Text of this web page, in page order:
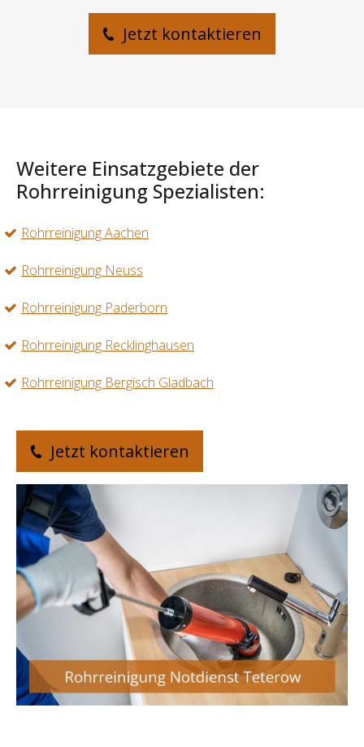
Jetzt kontaktieren
Weitere Einsatzgebiete der
Rohrreinigung Spezialisten:
Rohrreinigung Aachen
Rohrreinigung Neuss
Rohrreinigung Paderborn
Rohrreinigung Recklinghausen
Rohrreinigung Bergisch Gladbach
Jetzt kontaktieren